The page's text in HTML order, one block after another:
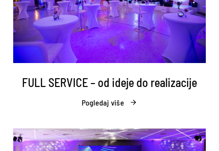
FULL SERVICE – od ideje do realizacije
Pogledaj više